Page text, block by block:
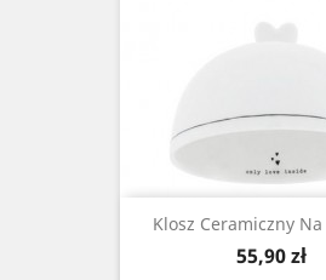
Klosz Ceramiczny
Cena
55,90 zł